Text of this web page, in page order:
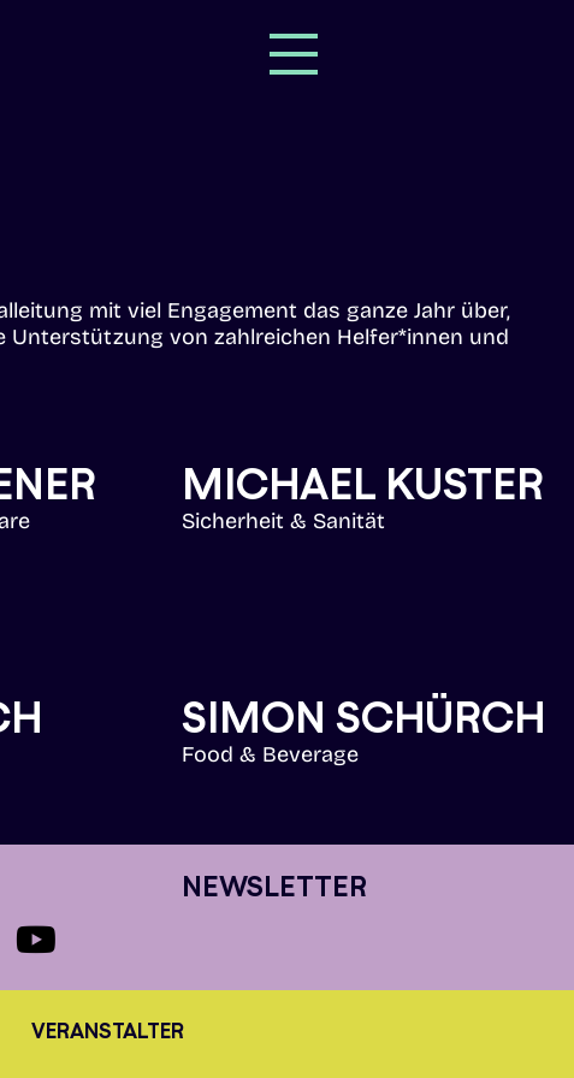
mit viel Engagement das ganze Jahr über,
Unterstützung von zahlreichen Helfer*innen und
MICHAEL KUSTER
Sicherheit & Sanität
SIMON SCHÜRCH
Food & Beverage
NEWSLETTER
VERANSTALTER